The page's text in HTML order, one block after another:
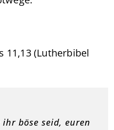
11,13 (Lutherbibel
böse seid, euren